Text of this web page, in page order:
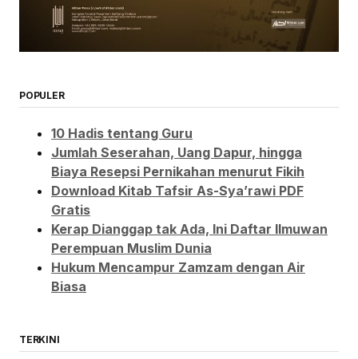
POPULER
10 Hadis tentang Guru
Jumlah Seserahan, Uang Dapur, hingga
Biaya Resepsi Pernikahan menurut Fikih
Download Kitab Tafsir As-Sya’rawi PDF
Gratis
Kerap Dianggap tak Ada, Ini Daftar Ilmuwan
Perempuan Muslim Dunia
Hukum Mencampur Zamzam dengan Air
Biasa
TERKINI